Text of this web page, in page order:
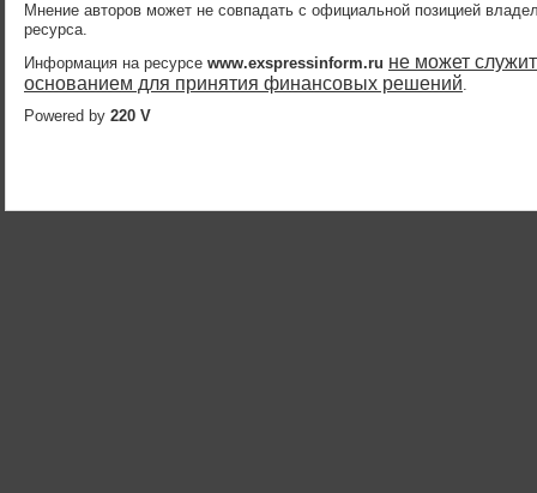
Мнение авторов может не совпадать с официальной позицией
ресурса.
Информация на ресурсе www.exspressinform.ru не может
основанием для принятия финансовых решений.
Powered by 220 V